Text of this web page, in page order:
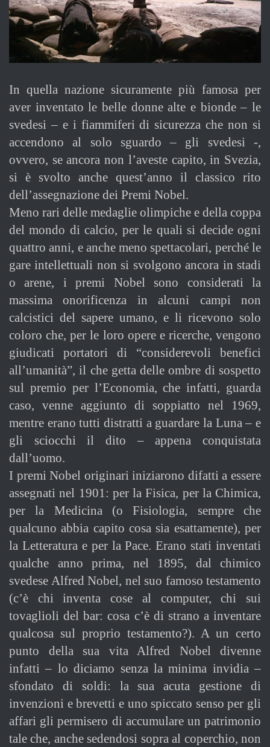
In quella nazione sicuramente più famosa per
aver inventato le belle donne alte e bionde – le
svedesi – e i fiammiferi di sicurezza che non si
accendono al solo sguardo – gli svedesi -,
ovvero, se ancora non l’aveste capito, in Svezia,
si è svolto anche quest’anno il classico rito
dell’assegnazione dei Premi Nobel.
Meno rari delle medaglie olimpiche e della coppa
del mondo di calcio, per le quali si decide ogni
quattro anni, e anche meno spettacolari, perché le
gare intellettuali non si svolgono ancora in stadi
o arene, i premi Nobel sono considerati la
massima onorificenza in alcuni campi non
calcistici del sapere umano, e li ricevono solo
coloro che, per le loro opere e ricerche, vengono
giudicati portatori di “considerevoli benefici
all’umanità”, il che getta delle ombre di sospetto
sul premio per l’Economia, che infatti, guarda
caso, venne aggiunto di soppiatto nel 1969,
mentre erano tutti distratti a guardare la Luna – e
gli sciocchi il dito – appena conquistata
dall’uomo.
I premi Nobel originari iniziarono difatti a essere
assegnati nel 1901: per la Fisica, per la Chimica,
per la Medicina (o Fisiologia, sempre che
qualcuno abbia capito cosa sia esattamente), per
la Letteratura e per la Pace. Erano stati inventati
qualche anno prima, nel 1895, dal chimico
svedese Alfred Nobel, nel suo famoso testamento
(c’è chi inventa cose al computer, chi sui
tovaglioli del bar: cosa c’è di strano a inventare
qualcosa sul proprio testamento?). A un certo
punto della sua vita Alfred Nobel divenne
infatti – lo diciamo senza la minima invidia –
sfondato di soldi: la sua acuta gestione di
invenzioni e brevetti e uno spiccato senso per gli
affari gli permisero di accumulare un patrimonio
tale che, anche sedendosi sopra al coperchio, non